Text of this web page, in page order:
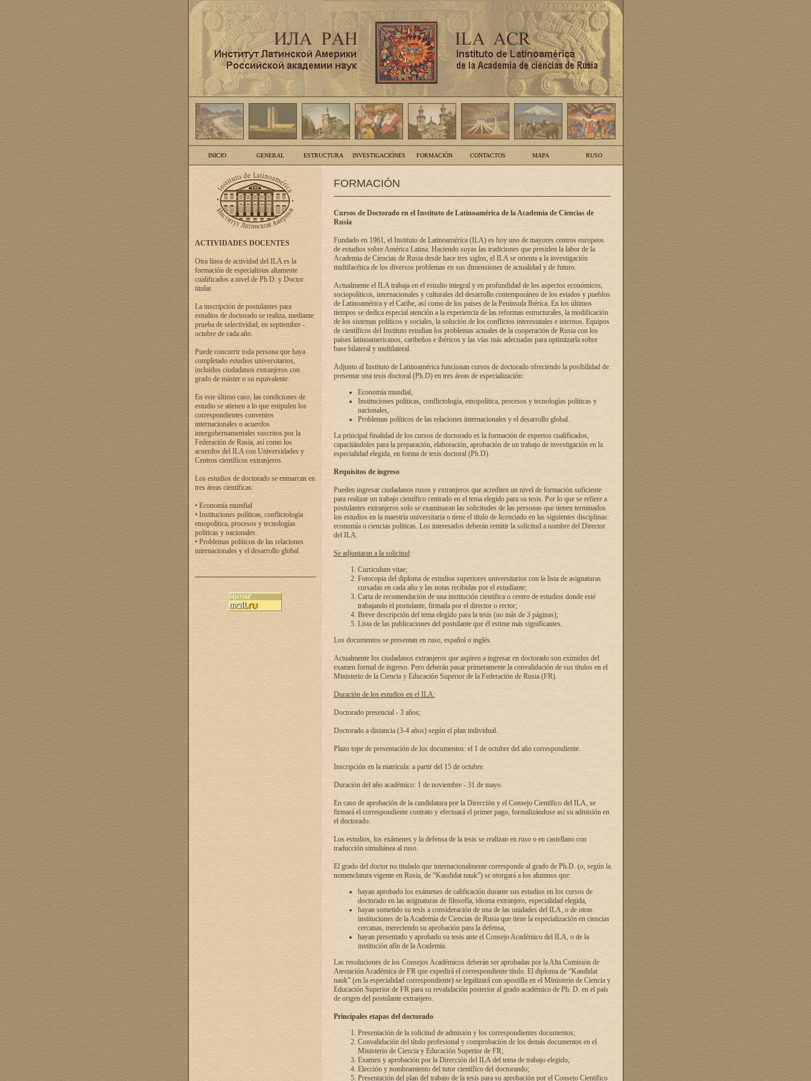
INICIO GENERAL ESTRUCTURA INVESTIGACIÓNES FORMACIÓN CONTACTOS MAPA RUSO
ACTIVIDADES DOCENTES
Otra línea de actividad del ILA es la
formación de especialistas altamente
cualificados a nivel de Ph.D. y Doctor
titular.
La inscripción de postulantes para
estudios de doctorado se realiza, mediante
prueba de selectividad, en septiembre -
octubre de cada año.
Puede concurrir toda persona que haya
completado estudios universitarios,
incluidos ciudadanos extranjeros con
grado de máster o su equivalente.
En este último caso, las condiciones de
estudio se atienen a lo que estipulen los
correspondientes convenios
internacionales o acuerdos
intergubernamentales suscritos por la
Federación de Rusia, así como los
acuerdos del ILA con Universidades y
Centros científicos extranjeros.
Los estudios de doctorado se enmarcan en
tres áreas científicas:
• Economía mundial
• Instituciones políticas, conflictología
etnopolítica, procesos y tecnologías
políticas y nacionales.
• Problemas políticos de las relaciones
internacionales y el desarrollo global
FORMACIÓN
Cursos de Doctorado en el Instituto de Latinoamérica de la Academia de Ciencias de
Rusia
Fundado en 1961, el Instituto de Latinoamérica (ILA) es hoy uno de mayores centros europeos
de estudios sobre América Latina. Haciendo suyas las tradiciones que presiden la labor de la
Academia de Ciencias de Rusia desde hace tres siglos, el ILA se orienta a la investigación
multifacética de los diversos problemas en sus dimensiones de actualidad y de futuro.
Actualmente el ILA trabaja en el estudio integral y en profundidad de los aspectos económicos,
sociopolíticos, internacionales y culturales del desarrollo contemporáneo de los estados y pueblos
de Latinoamérica y el Caribe, así como de los países de la Península Ibérica. En los últimos
tiempos se dedica especial atención a la experiencia de las reformas estructurales, la modificación
de los sistemas políticos y sociales, la solución de los conflictos interestatales e internos. Equipos
de científicos del Instituto estudian los problemas actuales de la cooperación de Rusia con los
países latinoamericanos, caribeños e ibéricos y las vías más adecuadas para optimizarla sobre
base bilateral y multilateral.
Adjunto al Instituto de Latinoamérica funcionan cursos de doctorado ofreciendo la posibilidad de
presentar una tesis doctoral (Ph.D) en tres áreas de especialización:
Economía mundial,
Instituciones políticas, conflictología, etnopolítica, procesos y tecnologías políticas y
nacionales,
Problemas políticos de las relaciones internacionales y el desarrollo global.
La principal finalidad de los cursos de doctorado es la formación de expertos cualificados,
capacitándoles para la preparación, elaboración, aprobación de un trabajo de investigación en la
especialidad elegida, en forma de tesis doctoral (Ph.D).
Requisitos de ingreso
Pueden ingresar ciudadanos rusos y extranjeros que acrediten un nivel de formación suficiente
para realizar un trabajo científico centrado en el tema elegido para su tesis. Por lo que se refiere a
postulantes extranjeros solo se examinaran las solicitudes de las personas que tienen terminados
los estudios en la maestría universitaria o tiene el título de licenciado en las siguientes disciplinas:
economía o ciencias políticas. Los interesados deberán remitir la solicitud a nombre del Director
del ILA.
Se adjuntaran a la solicitud:
Curriculum vitae;
Fotocopia del diploma de estudios superiores universitarios con la lista de asignaturas
cursadas en cada año y las notas recibidas por el estudiante;
Carta de recomendación de una institución científica o centro de estudios donde esté
trabajando el postulante, firmada por el director o rector;
Breve descripción del tema elegido para la tesis (no más de 3 páginas);
Lista de las publicaciones del postulante que él estime más significantes.
Los documentos se presentan en ruso, español o inglés.
Actualmente los ciudadanos extranjeros que aspiren a ingresar en doctorado son eximidos del
examen formal de ingreso. Pero deberán pasar primeramente la convalidación de sus títulos en el
Ministerio de la Ciencia y Educación Superior de la Federación de Rusia (FR).
Duración de los estudios en el ILA:
Doctorado presencial - 3 años;
Doctorado a distancia (3-4 años) según el plan individual.
Plazo tope de presentación de los documentos: el 1 de octubre del año correspondiente.
Inscripción en la matricula: a partir del 15 de octubre.
Duración del año académico: 1 de noviembre - 31 de mayo.
En caso de aprobación de la candidatura por la Dirección y el Consejo Científico del ILA, se
firmará el correspondiente contrato y efectuará el primer pago, formalizándose así su admisión en
el doctorado.
Los estudios, los exámenes y la defensa de la tesis se realizan en ruso o en castellano con
traducción simultánea al ruso.
El grado del doctor no titulado que internacionalmente corresponde al grado de Ph.D. (o, según la
nomenclatura vigente en Rusia, de “Kandidat nauk”) se otorgará a los alumnos que:
hayan aprobado los exámenes de calificación durante sus estudios en los cursos de
doctorado en las asignaturas de filosofía, idioma extranjero, especialidad elegida,
hayan sometido su tesis a consideración de una de las unidades del ILA, o de otras
instituciones de la Academia de Ciencias de Rusia que tiene la especialización en ciencias
cercanas, mereciendo su aprobación para la defensa,
hayan presentado y aprobado su tesis ante el Consejo Académico del ILA, o de la
institución afín de la Academia.
Las resoluciones de los Consejos Académicos deberán ser aprobadas por la Alta Comisión de
Atestación Académica de FR que expedirá el correspondiente título. El diploma de “Kandidat
nauk” (en la especialidad correspondiente) se legalizará con apostilla en el Ministerio de Ciencia y
Educación Superior de FR para su revalidación posterior al grado académico de Ph. D. en el país
de origen del postulante extranjero.
Principales etapas del doctorado
Presentación de la solicitud de admisión y los correspondientes documentos;
Convalidación del título profesional y comprobación de los demás documentos en el
Ministerio de Ciencia y Educación Superior de FR;
Examen y aprobación por la Dirección del ILA del tema de trabajo elegido;
Elección y nombramiento del tutor científico del doctorando;
Presentación del plan del trabajo de la tesis para su aprobación por el Consejo Científico